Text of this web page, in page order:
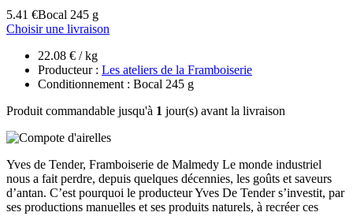
5.41 €Bocal 245 g
Choisir une livraison
22.08 € / kg
Producteur : Les ateliers de la Framboiserie
Conditionnement : Bocal 245 g
Produit commandable jusqu'à 1 jour(s) avant la livraison
Yves de Tender, Framboiserie de Malmedy Le monde industriel
nous a fait perdre, depuis quelques décennies, les goûts et saveurs
d’antan. C’est pourquoi le producteur Yves De Tender s’investit, par
ses productions manuelles et ses produits naturels, à recréer ces